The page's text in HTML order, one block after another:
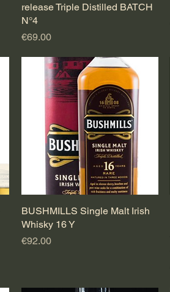
release Triple Distilled BATCH
N°4
Price
€69.00
Quick View
BUSHMILLS Single Malt Irish
Whisky 16 Y
Price
€92.00